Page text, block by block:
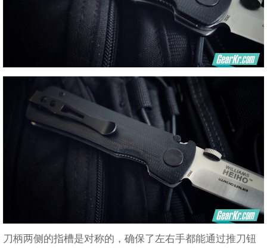
刀柄两侧的指槽是对称的，确保了左右手都能通过推刀钮